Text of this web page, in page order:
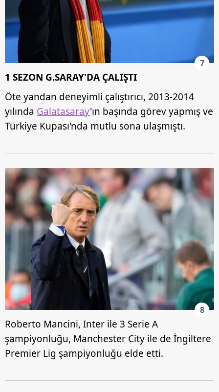
7
1 SEZON G.SARAY'DA ÇALIŞTI
Öte yandan deneyimli çalıştırıcı, 2013-2014
yılında Galatasaray'ın başında görev yapmış ve
Türkiye Kupası'nda mutlu sona ulaşmıştı.
8
Roberto Mancini, Inter ile 3 Serie A
şampiyonluğu, Manchester City ile de İngiltere
Premier Lig şampiyonluğu elde etti.